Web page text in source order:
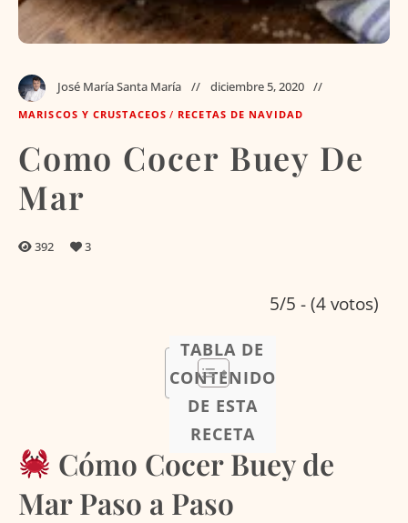
José María Santa María diciembre 5, 2020
MARISCOS Y CRUSTACEOS / RECETAS DE NAVIDAD
Como Cocer Buey De
Mar
392 3
5/5 - (4 votos)
TABLA DE
CONTENIDO
DE ESTA
RECETA
Cómo Cocer Buey de
Mar Paso a Paso